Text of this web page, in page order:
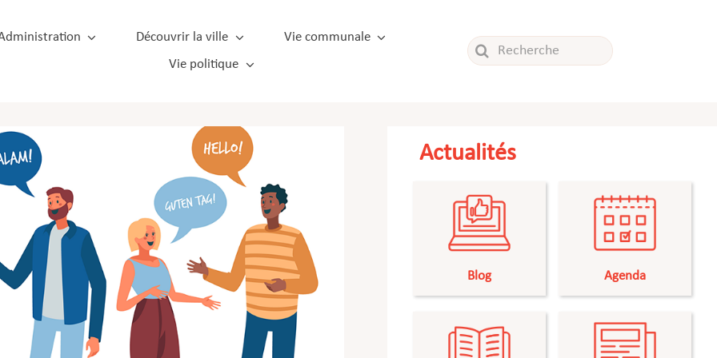
Découvrir la ville
Vie communale
Vie politique
Rechercher:
Actualités
Blog Agenda